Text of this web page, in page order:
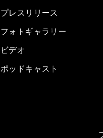
プレスリリース
フォトギャラリー
ビデオ
ポッドキャスト